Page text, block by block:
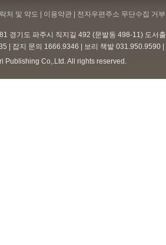
백창우 아저씨네 노래창고
아주 특별한 노래상자 이오덕·권
정생·임길택
처 및 약도 | 이용약관 | 전자우편주소 무단수집 거
경기도 파주시 직지길 492 (문발동 498-11) 도서
| 잡지 문의 1666.9346 | 보리 책밭 031.950.9590
Publishing Co,.Ltd. All rights reserved.